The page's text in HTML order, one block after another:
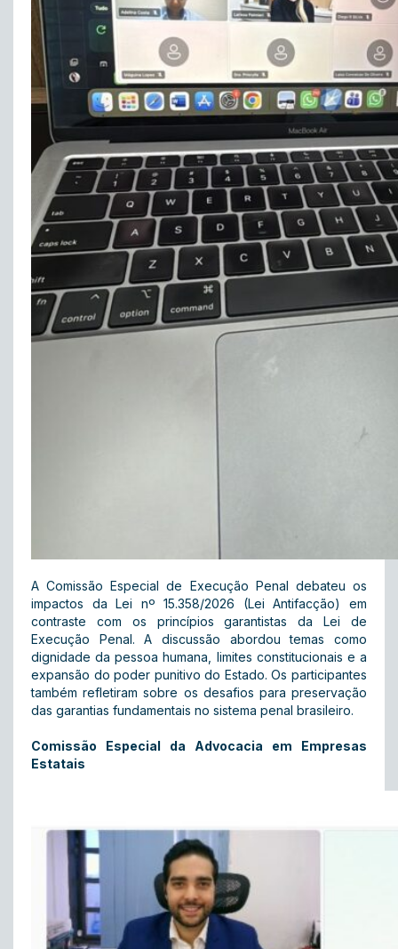
A Comissão Especial de Execução Penal debateu os
impactos da Lei nº 15.358/2026 (Lei Antifacção) em
contraste com os princípios garantistas da Lei de
Execução Penal. A discussão abordou temas como
dignidade da pessoa humana, limites constitucionais e a
expansão do poder punitivo do Estado. Os participantes
também refletiram sobre os desafios para preservação
das garantias fundamentais no sistema penal brasileiro.
Comissão Especial da Advocacia em Empresas
Estatais